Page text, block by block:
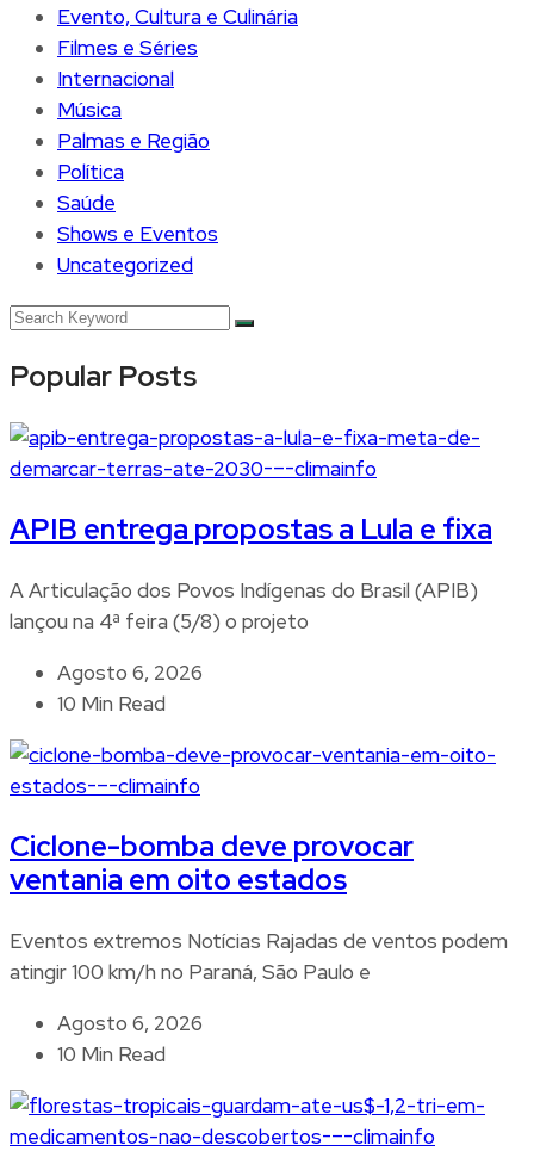
Evento, Cultura e Culinária
Filmes e Séries
Internacional
Música
Palmas e Região
Política
Saúde
Shows e Eventos
Uncategorized
Popular Posts
APIB entrega propostas a Lula e fixa
A Articulação dos Povos Indígenas do Brasil (APIB)
lançou na 4ª feira (5/8) o projeto
Agosto 6, 2026
10 Min Read
Ciclone-bomba deve provocar
ventania em oito estados
Eventos extremos Notícias Rajadas de ventos podem
atingir 100 km/h no Paraná, São Paulo e
Agosto 6, 2026
10 Min Read